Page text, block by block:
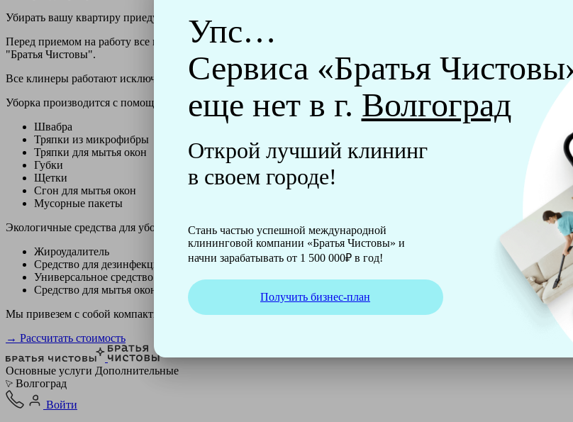
Упс…
Сервиса «Братья
еще нет в г. Волгоград
Открой лучший клининг
в своем городе!
Стань частью успешной международной
клининговой компании «Братья Чистовы» и
начни зарабатывать от 1 500 000₽ в год!
Получить бизнес-план
Убирать вашу квартиру приедут профессионально обученные клинеры - русские девушки, в возрасте от 24 до 40 лет.
Перед приемом на работу все клинеры проходят аттестацию в нашем обучающем центре, а также проверку в
"Братья Чистовы".
Все клинеры работают исключительно в форме с логотипом компании "Братья Чистовы".
Уборка производится с помощью профессиональных технических и химический средств, которые наши клинеры
Швабра
Тряпки из микрофибры
Тряпки для мытья окон
Губки
Щетки
Сгон для мытья окон
Мусорные пакеты
Экологичные средства для уборки немецкой марки Kiehl:
Жироудалитель
Средство для дезинфекции
Универсальное средство
Средство для мытья окон
Мы привезем с собой компактный профессиональный пылесос фирмы Soteco, а также утюг, ведро,
→ Рассчитать стоимость
Основные услуги Дополнительные
Волгоград
Войти